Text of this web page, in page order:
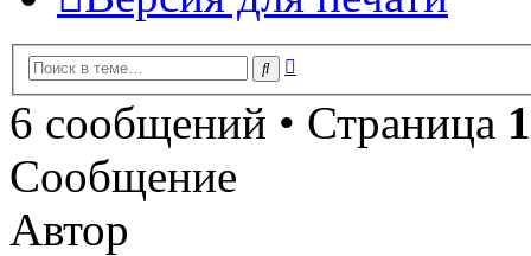
Поиск
6 сообщений • Страница 1
Сообщение
Автор